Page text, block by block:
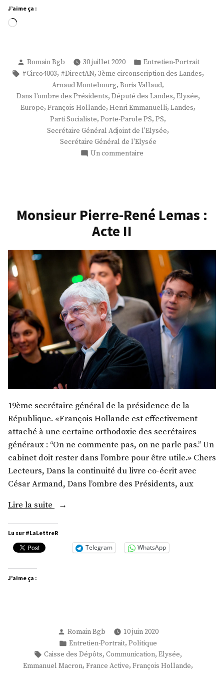
J’aime ça :
Chargement…
Publié
par
Romain Bgb 30 juillet 2020
Publié
dans
Entretien-Portrait
Étiquettes :
#Circo4003, #DirectAN, 3ème circonscription des Landes,
Arnaud Montebourg, Boris Vallaud,
Dans l'ombre des Présidents, Député des Landes, Elysée,
Europe, François Hollande, Henri Emmanuelli, Landes,
Parti Socialiste, Porte-Parole PS, PS,
Secrétaire Général Adjoint de l'Elysée,
Secrétaire Général de l'Elysée
Un commentaire
Monsieur Pierre-René Lemas :
Acte II
19ème secrétaire général de la présidence de la
République. «François Hollande est effectivement
attaché à une certaine orthodoxie des secrétaires
généraux : “On ne commente pas, on ne parle pas.” Un
cabinet doit rester dans l’ombre pour être utile.» Chers
Lecteurs, Dans la continuité du livre co-écrit avec
César Armand, Dans l’ombre des Présidents, aux
Lire la suite « Monsieur
René
Lemas
Lu sur #LaLettreR
Telegram WhatsApp
J’aime ça :
Publié
par
Romain Bgb
10 juin 2020
Publié
dans
Entretien-Portrait, Politique
Étiquettes :
Caisse des Dépôts, Communication, Elysée,
Emmanuel Macron, France Active, François Hollande,